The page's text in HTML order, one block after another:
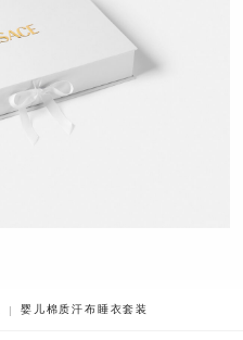
婴儿棉质汗布睡衣套装